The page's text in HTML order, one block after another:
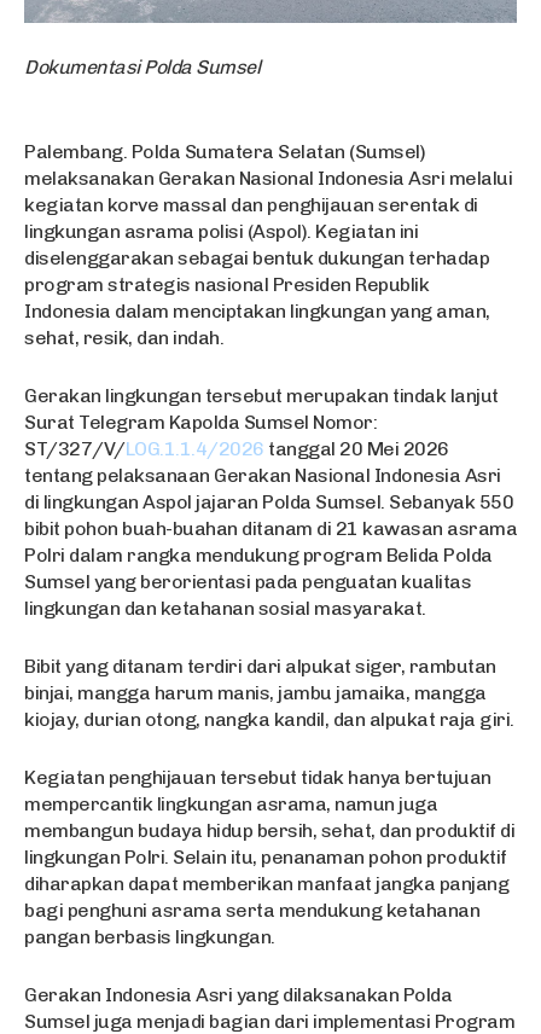
Dokumentasi Polda Sumsel
Palembang. Polda Sumatera Selatan (Sumsel)
melaksanakan Gerakan Nasional Indonesia Asri melalui
kegiatan korve massal dan penghijauan serentak di
lingkungan asrama polisi (Aspol). Kegiatan ini
diselenggarakan sebagai bentuk dukungan terhadap
program strategis nasional Presiden Republik
Indonesia dalam menciptakan lingkungan yang aman,
sehat, resik, dan indah.
Gerakan lingkungan tersebut merupakan tindak lanjut
Surat Telegram Kapolda Sumsel Nomor:
ST/327/V/LOG.1.1.4/2026 tanggal 20 Mei 2026
tentang pelaksanaan Gerakan Nasional Indonesia Asri
di lingkungan Aspol jajaran Polda Sumsel. Sebanyak 550
bibit pohon buah-buahan ditanam di 21 kawasan asrama
Polri dalam rangka mendukung program Belida Polda
Sumsel yang berorientasi pada penguatan kualitas
lingkungan dan ketahanan sosial masyarakat.
Bibit yang ditanam terdiri dari alpukat siger, rambutan
binjai, mangga harum manis, jambu jamaika, mangga
kiojay, durian otong, nangka kandil, dan alpukat raja giri.
Kegiatan penghijauan tersebut tidak hanya bertujuan
mempercantik lingkungan asrama, namun juga
membangun budaya hidup bersih, sehat, dan produktif di
lingkungan Polri. Selain itu, penanaman pohon produktif
diharapkan dapat memberikan manfaat jangka panjang
bagi penghuni asrama serta mendukung ketahanan
pangan berbasis lingkungan.
Gerakan Indonesia Asri yang dilaksanakan Polda
Sumsel juga menjadi bagian dari implementasi Program